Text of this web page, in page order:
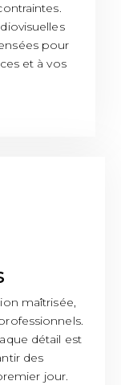
pour
et à vos
maîtrisée,
détail est
des
jour.